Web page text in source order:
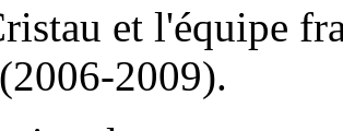
et l'équipe
2009).